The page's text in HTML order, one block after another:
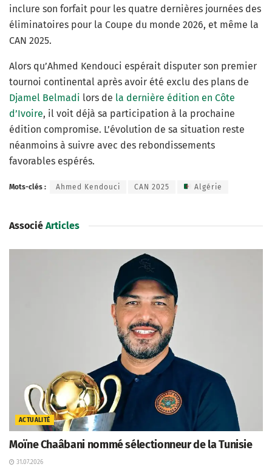
inclure son forfait pour les quatre dernières journées des
éliminatoires pour la Coupe du monde 2026, et même la
CAN 2025.
Alors qu’Ahmed Kendouci espérait disputer son premier
tournoi continental après avoir été exclu des plans de
Djamel Belmadi lors de la dernière édition en Côte
d’Ivoire, il voit déjà sa participation à la prochaine
édition compromise. L’évolution de sa situation reste
néanmoins à suivre avec des rebondissements
favorables espérés.
Mots-clés : Ahmed Kendouci CAN 2025 Algérie
Associé Articles
ACTUALITÉ
Moïne Chaâbani nommé sélectionneur de la Tunisie
31.07.2026